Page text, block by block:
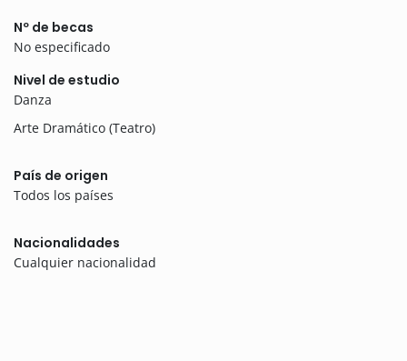
Nº de becas
No especificado
Nivel de estudio
Danza
Arte Dramático (Teatro)
País de origen
Todos los países
Nacionalidades
Cualquier nacionalidad